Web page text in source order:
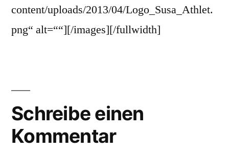
content/uploads/2013/04/Logo_Susa_Athlet.
png“ alt=““][/images][/fullwidth]
Schreibe einen
Kommentar